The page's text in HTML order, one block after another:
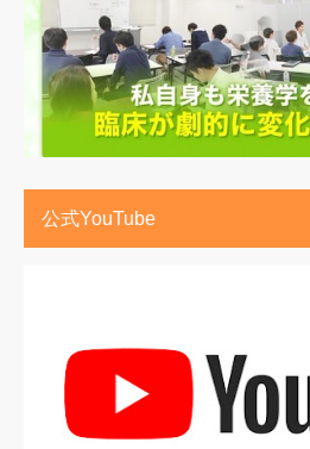
公式YouTube